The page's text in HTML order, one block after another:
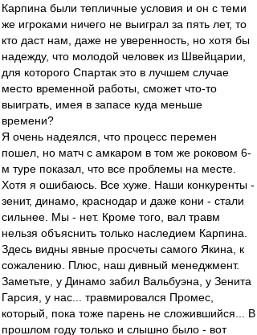
Карпина были тепличные условия и он с теми
же игроками ничего не выиграл за пять лет, то
кто даст нам, даже не уверенность, но хотя бы
надежду, что молодой человек из Швейцарии,
для которого Спартак это в лучшем случае
место временной работы, сможет что-то
выиграть, имея в запасе куда меньше
времени?
Я очень надеялся, что процесс перемен
пошел, но матч с амкаром в том же роковом 6-
м туре показал, что все проблемы на месте.
Хотя я ошибаюсь. Все хуже. Наши конкуренты -
зенит, динамо, краснодар и даже кони - стали
сильнее. Мы - нет. Кроме того, вал травм
нельзя объяснить только наследием Карпина.
Здесь видны явные просчеты самого Якина, к
сожалению. Плюс, наш дивный менеджмент.
Заметьте, у Динамо забил Вальбуэна, у Зенита
Гарсия, у нас... травмировался Промес,
который, пока тоже парень не сложившийся... В
прошлом году только и слышно было - вот